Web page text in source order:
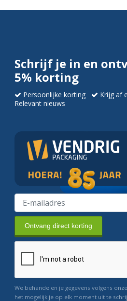
Schrijf je in en
5% korting
Persoonlijke korting
Krijg af
Relevant nieuws
Ontvang direct korting
We behandelen je gegevens volgens onze
het mogelijk je op elk moment uit te